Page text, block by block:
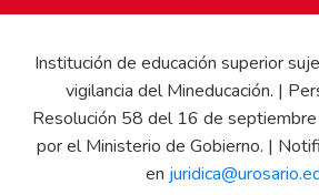
Institución de educación superior
vigilancia del Mineducación. |
Resolución 58 del 16 de
por el Ministerio de Gobierno. |
en